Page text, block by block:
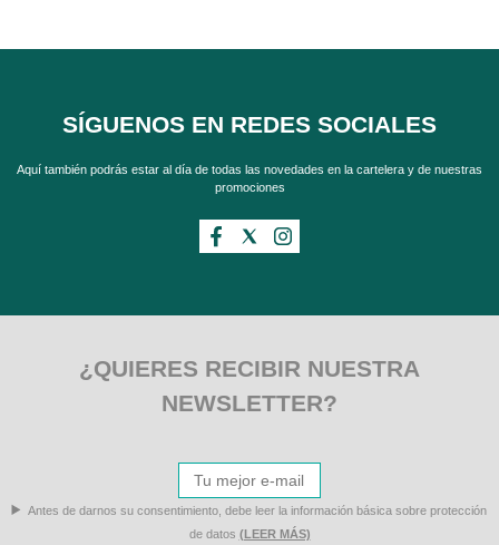
SÍGUENOS EN REDES SOCIALES
Aquí también podrás estar al día de todas las novedades en la cartelera y de nuestras
promociones
¿QUIERES RECIBIR NUESTRA
NEWSLETTER?
Antes de darnos su consentimiento, debe leer la información básica sobre protección
de datos (LEER MÁS)